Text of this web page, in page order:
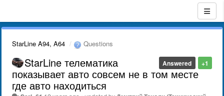
StarLine A94, A64 Questions
+1
Answered
StarLine телематика
показывает авто совсем не в том месте
где авто находиться